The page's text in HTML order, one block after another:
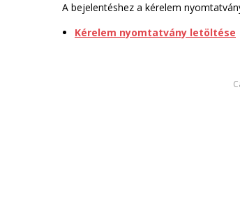
A bejelentéshez a kérelem
Kérelem nyomtatvány letöltése